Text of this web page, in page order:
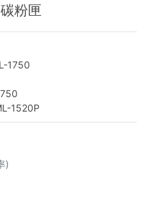
粉匣
1750
1520P
)